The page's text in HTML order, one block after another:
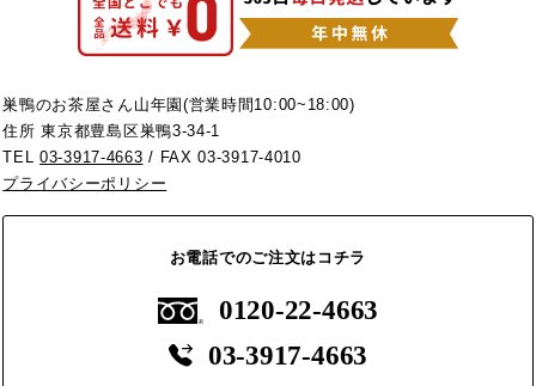
巣鴨のお茶屋さん山年園(営業時間10:00~18:00)
住所 東京都豊島区巣鴨3-34-1
TEL03-3917-4663 / FAX 03-3917-4010
プライバシーポリシー
お電話でのご注文はコチラ
0120-22-4663
03-3917-4663